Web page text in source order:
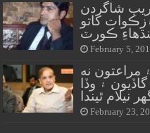
شاگردن
کاتو
ڪورٽ
February 5,
مراعتون نه
۽ وڏا
نيلام ٿيندا
February 23,